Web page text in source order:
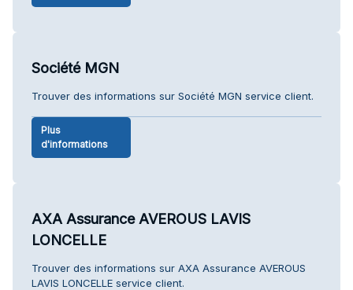
Société MGN
Trouver des informations sur Société MGN service client.
Plus
d'informations
AXA Assurance AVEROUS LAVIS
LONCELLE
Trouver des informations sur AXA Assurance AVEROUS
LAVIS LONCELLE service client.